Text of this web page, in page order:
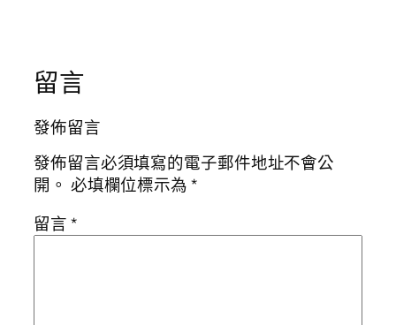
留言
發佈留言
發佈留言必須填寫的電子郵件地址不會公
開。 必填欄位標示為*
留言*